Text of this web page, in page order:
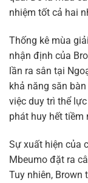
nhiệm tốt cả hai
Thống kê mùa
nhận định của
lần ra sân tại
khả năng săn
việc duy trì thể
phát huy hết tiềm
Sự xuất hiện của
Mbeumo đặt ra
Tuy nhiên, Brown